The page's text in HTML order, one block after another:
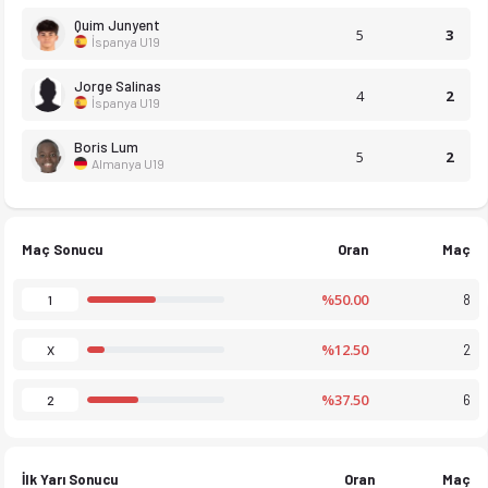
fikstür ve maç istatistiklerini Ofsayt'ta canlı takip
Quim Junyent
İspanya U19 5 3
Jorge Salinas
İspanya U19 4 2
Boris Lum
Almanya U19 5 2
Maç Sonucu Oran Maç
1 %50.00 8
X %12.50 2
2 %37.50 6
İlk Yarı Sonucu Oran Maç